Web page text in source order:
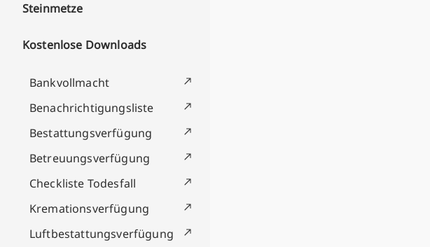
Steinmetze
Kostenlose Downloads
Bankvollmacht
Benachrichtigungsliste
Bestattungsverfügung
Betreuungsverfügung
Checkliste Todesfall
Kremationsverfügung
Luftbestattungsverfügung